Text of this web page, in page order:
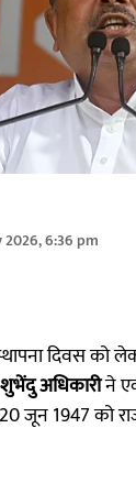
2026, 6:36 pm
दिवस को
शुभेंदु अधिकारीने
जून 1947 को